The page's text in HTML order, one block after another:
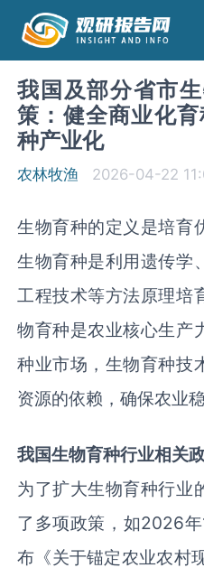
我国及部分省市
策：健全商业化
种产业化
农林牧渔 2026-04-22
生物育种的定义是培育
生物育种是利用遗传学
工程技术等方法原理培
物育种是农业核心生产
种业市场，生物育种技
资源的依赖，确保农业稳
我国生物育种行业相关
为了扩大生物育种行业
了多项政策，如2026
布《关于锚定农业农村